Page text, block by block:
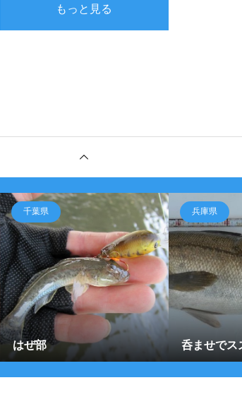
もっと見る
千葉県
はぜ部
兵庫県
呑ませでス